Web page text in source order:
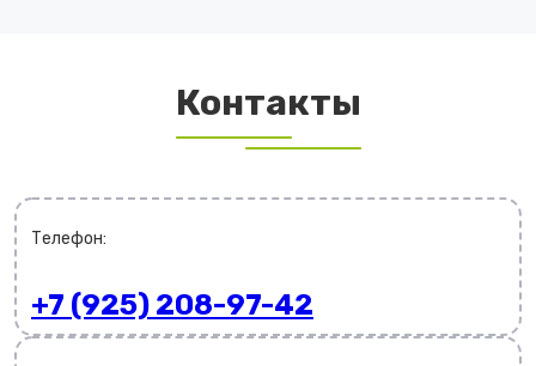
Контакты
Телефон:
+7 (925) 208-97-42